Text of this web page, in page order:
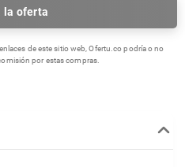
la oferta
de este sitio web, Ofertu.co podría o no
por estas compras.